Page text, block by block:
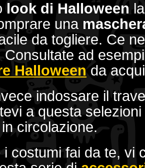
look di Halloween
una
da togliere. Ce
Consultate ad
Halloween da
indossare il
a questa
in circolazione.
i costumi fai da te, vi